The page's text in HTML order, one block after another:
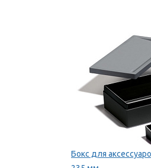
Бокс для